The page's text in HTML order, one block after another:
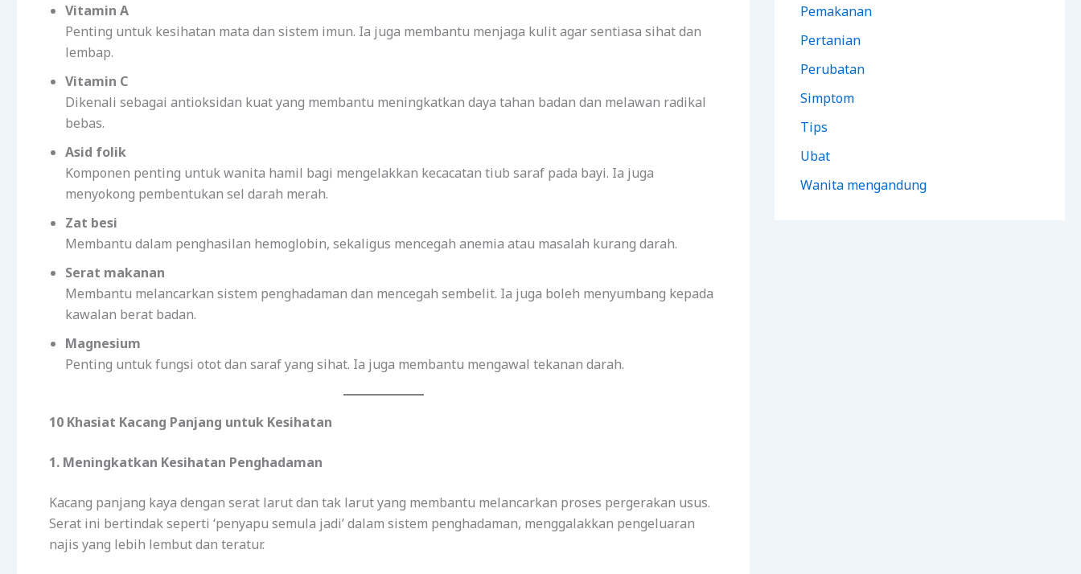
Vitamin A
Penting untuk kesihatan mata dan sistem imun. Ia juga membantu menjaga kulit agar sentiasa sihat dan
lembap.
Vitamin C
Dikenali sebagai antioksidan kuat yang membantu meningkatkan daya tahan badan dan melawan radikal
bebas.
Asid folik
Komponen penting untuk wanita hamil bagi mengelakkan kecacatan tiub saraf pada bayi. Ia juga
menyokong pembentukan sel darah merah.
Zat besi
Membantu dalam penghasilan hemoglobin, sekaligus mencegah anemia atau masalah kurang darah.
Serat makanan
Membantu melancarkan sistem penghadaman dan mencegah sembelit. Ia juga boleh menyumbang kepada
kawalan berat badan.
Magnesium
Penting untuk fungsi otot dan saraf yang sihat. Ia juga membantu mengawal tekanan darah.
10 Khasiat Kacang Panjang untuk Kesihatan
1. Meningkatkan Kesihatan Penghadaman
Kacang panjang kaya dengan serat larut dan tak larut yang membantu melancarkan proses pergerakan usus.
Serat ini bertindak seperti ‘penyapu semula jadi’ dalam sistem penghadaman, menggalakkan pengeluaran
najis yang lebih lembut dan teratur.
Pemakanan
Pertanian
Perubatan
Simptom
Tips
Ubat
Wanita mengandung